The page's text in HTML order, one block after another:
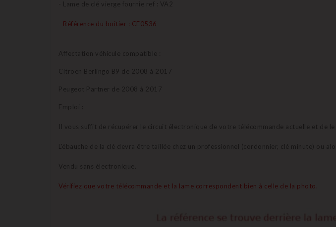
- Lame de clé vierge fournie ref : VA2
- Référence du boitier : CE0536
Affectation véhicule compatible :
Citroen Berlingo B9 de 2008 à 2017
Peugeot Partner de 2008 à 2017
Emploi :
Il vous suffit de récupérer le circuit électronique de votre télécommande actuelle et de le
L'ébauche de la clé devra être taillée chez un professionnel (cordonnier, clé minute) ou
Vendu sans électronique.
Vérifiez que votre télécommande et la lame correspondent bien à celle de la photo.